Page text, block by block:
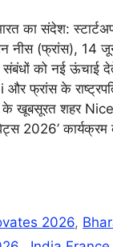
का संदेश:
नीस (फ्रांस), 14
को नई ऊंचाई
फ्रांस के
खूबसूरत शहर
2026’
2026,